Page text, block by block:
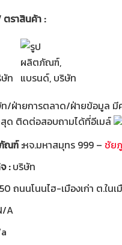
ราสินค้า :
ท/ฝ่ายการตลาด/ฝ่ายข้อมูล
ด ติดต่อสอบถามได้ที่อีเมล์
ณฑ์ :หจ.มหาสมุทร 999 – ชัย
:บริษัท
ถนนโนนไฮ-เมืองเก่า ต.ในเ
A